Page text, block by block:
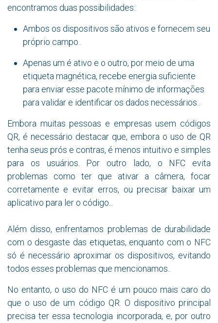
encontramos duas possibilidades::
Ambos os dispositivos são ativos e fornecem seu
próprio campo..
Apenas um é ativo e o outro, por meio de uma
etiqueta magnética, recebe energia suficiente
para enviar esse pacote mínimo de informações
para validar e identificar os dados necessários..
Embora muitas pessoas e empresas usem códigos
QR, é necessário destacar que, embora o uso de QR
tenha seus prós e contras, é menos intuitivo e simples
para os usuários. Por outro lado, o NFC evita
problemas como ter que ativar a câmera, focar
corretamente e evitar erros, ou precisar baixar um
aplicativo para ler o código...
Além disso, enfrentamos problemas de durabilidade
com o desgaste das etiquetas, enquanto com o NFC
só é necessário aproximar os dispositivos, evitando
todos esses problemas que mencionamos..
No entanto, o uso do NFC é um pouco mais caro do
que o uso de um código QR. O dispositivo principal
precisa ter essa tecnologia incorporada, e, por outro